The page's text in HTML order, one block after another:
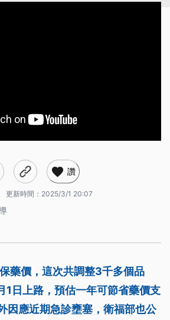
讚
更新時間： 2025/3/1 20:07
藥價，這次共調整3千多個品
1日上路，預估一年可節省藥價支
因應近期急診壅塞，衛福部也公